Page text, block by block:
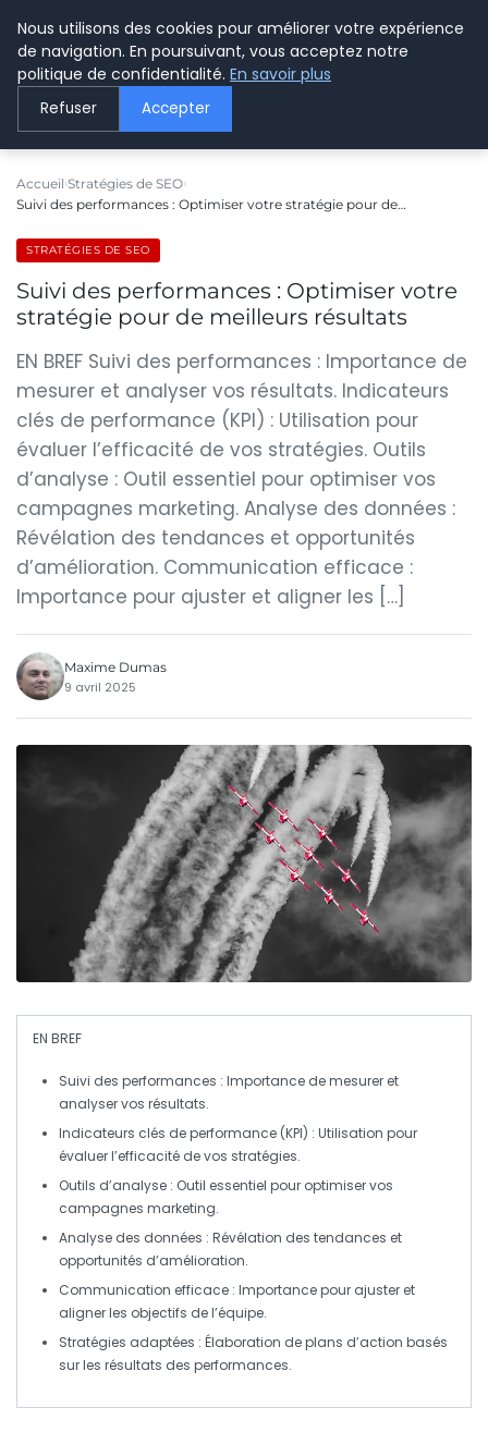
LE WEBMARKETING
Accueil Stratégies de SEO
Suivi des performances : Optimiser votre stratégie pour de…
STRATÉGIES DE SEO
Suivi des performances : Optimiser votre
stratégie pour de meilleurs résultats
EN BREF Suivi des performances : Importance de
mesurer et analyser vos résultats. Indicateurs
clés de performance (KPI) : Utilisation pour
évaluer l’efficacité de vos stratégies. Outils
d’analyse : Outil essentiel pour optimiser vos
campagnes marketing. Analyse des données :
Révélation des tendances et opportunités
d’amélioration. Communication efficace :
Importance pour ajuster et aligner les […]
Maxime Dumas
9 avril 2025
EN BREF
Suivi des performances : Importance de mesurer et
analyser vos résultats.
Indicateurs clés de performance (KPI) : Utilisation pour
évaluer l’efficacité de vos stratégies.
Outils d’analyse : Outil essentiel pour optimiser vos
campagnes marketing.
Analyse des données : Révélation des tendances et
opportunités d’amélioration.
Communication efficace : Importance pour ajuster et
aligner les objectifs de l’équipe.
Stratégies adaptées : Élaboration de plans d’action basés
sur les résultats des performances.
Nous utilisons des cookies pour améliorer votre expérience
de navigation. En poursuivant, vous acceptez notre
politique de confidentialité. En savoir plus
Refuser Accepter